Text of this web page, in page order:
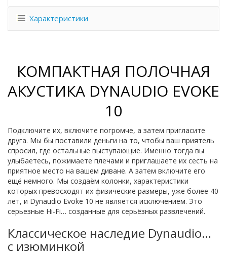
Характеристики
КОМПАКТНАЯ ПОЛОЧНАЯ
АКУСТИКА DYNAUDIO EVOKE
10
Подключите их, включите погромче, а затем пригласите
друга. Мы бы поставили деньги на то, чтобы ваш приятель
спросил, где остальные выступающие. Именно тогда вы
улыбаетесь, пожимаете плечами и приглашаете их сесть на
приятное место на вашем диване. А затем включите его
ещё немного. Мы создаём колонки, характеристики
которых превосходят их физические размеры, уже более 40
лет, и Dynaudio Evoke 10 не является исключением. Это
серьезные Hi-Fi… созданные для серьёзных развлечений.
Классическое наследие Dynaudio…
с изюминкой